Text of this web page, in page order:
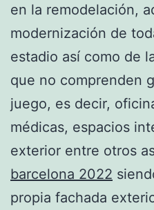
en la remodelación,
modernización de
estadio así como de
que no comprenden
juego, es decir,
médicas, espacios
exterior entre otros
barcelona 2022
propia fachada